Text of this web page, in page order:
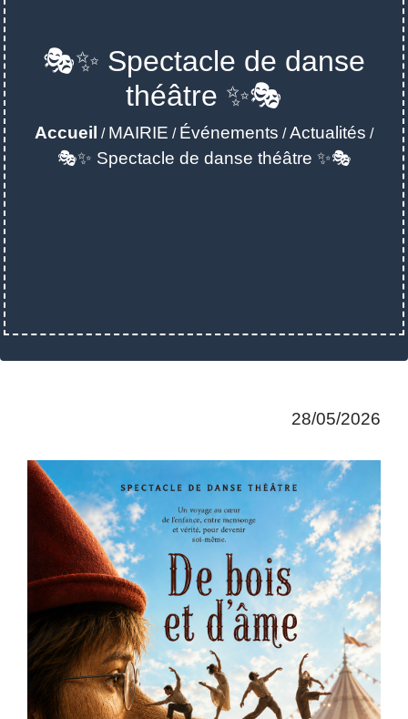
🎭✨ Spectacle de danse
théâtre ✨🎭
Accueil / MAIRIE / Événements /Actualités /
🎭✨ Spectacle de danse théâtre ✨🎭
28/05/2026